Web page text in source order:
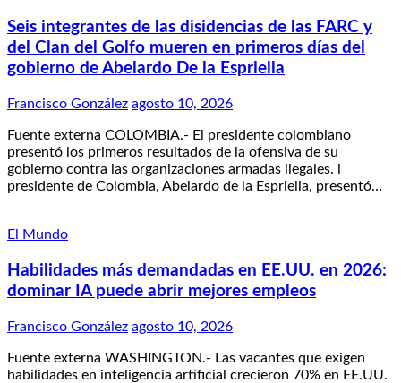
Seis integrantes de las disidencias de las FARC y
del Clan del Golfo mueren en primeros días del
gobierno de Abelardo De la Espriella
Francisco González agosto 10, 2026
Fuente externa COLOMBIA.- El presidente colombiano
presentó los primeros resultados de la ofensiva de su
gobierno contra las organizaciones armadas ilegales. l
presidente de Colombia, Abelardo de la Espriella, presentó…
El Mundo
Habilidades más demandadas en EE.UU. en 2026:
dominar IA puede abrir mejores empleos
Francisco González agosto 10, 2026
Fuente externa WASHINGTON.- Las vacantes que exigen
habilidades en inteligencia artificial crecieron 70% en EE.UU.